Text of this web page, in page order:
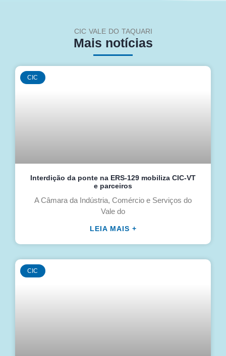
CIC VALE DO TAQUARI
Mais notícias
CIC
Interdição da ponte na ERS-129 mobiliza CIC-VT
e parceiros
A Câmara da Indústria, Comércio e Serviços do
Vale do
LEIA MAIS +
CIC